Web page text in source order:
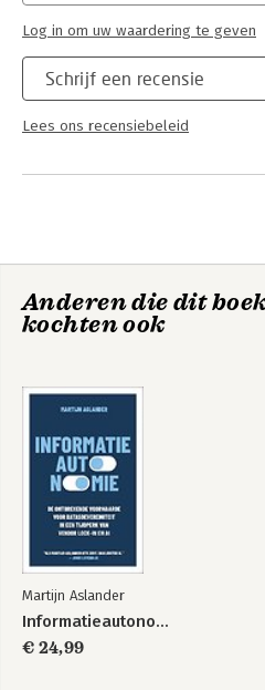
Schrijf een recensie
Lees ons recensiebeleid
Log in om uw waardering te geven
Anderen die dit
kochten ook
Martijn Aslander
Informatieautonomie
€ 24,99